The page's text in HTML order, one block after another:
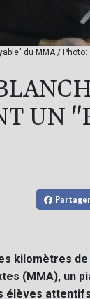
du MMA / Photo:
UN
Partager
kilomètres
(MMA), un
élèves